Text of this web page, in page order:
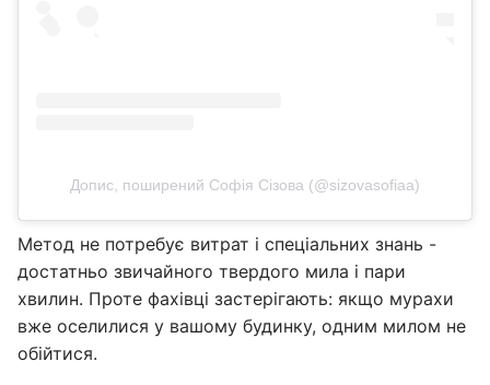
Допис, поширений Софія Сізова (@sizovasofiaa)
Метод не потребує витрат і спеціальних знань -
достатньо звичайного твердого мила і пари
хвилин. Проте фахівці застерігають: якщо мурахи
вже оселилися у вашому будинку, одним милом не
обійтися.